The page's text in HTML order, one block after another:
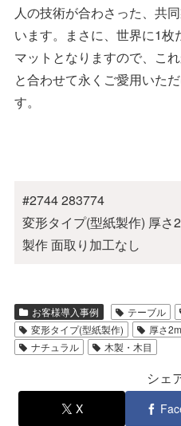
人の技術が合わさった、共
います。まさに、世界に1
マットとなりますので、こ
と合わせて永くご愛用いた
す。
#2744 283774
変形タイプ(型紙製作) 厚さ
製作 面取り加工なし
お客様導入事例 テーブル
変形タイプ(型紙製作)
厚さ
ナチュラル
木製・木目
シェ
X